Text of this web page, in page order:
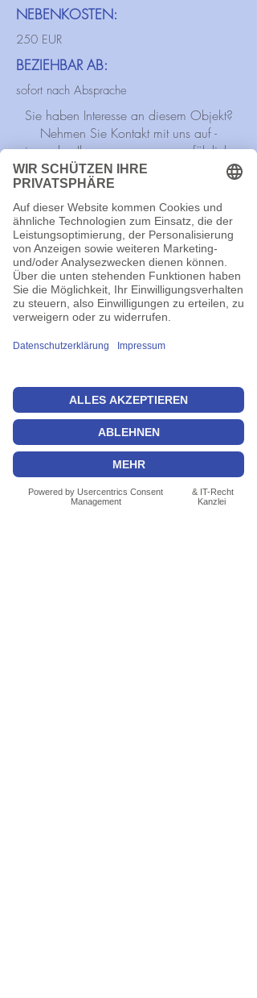
NEBENKOSTEN:
250 EUR
BEZIEHBAR AB:
sofort nach Absprache
Sie haben Interesse an diesem Objekt?
Nehmen Sie Kontakt mit uns auf -
wir senden Ihnen gerne unser ausführliches
Exposé!
Ja, ich habe Interesse an diesem Objekt...